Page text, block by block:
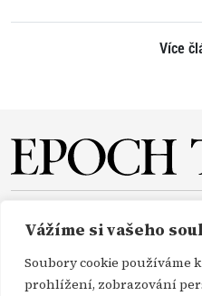
Vážíme si vašeho
Soubory cookie používáme
prohlížení, zobrazování
Více
OBCHODNÍ PODMÍNKY